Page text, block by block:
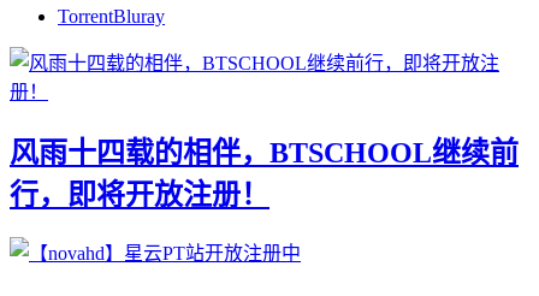
TorrentBluray
风雨十四载的相伴，BTSCHOOL继续前
行，即将开放注册！